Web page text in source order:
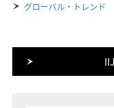
グローバル・トレンド